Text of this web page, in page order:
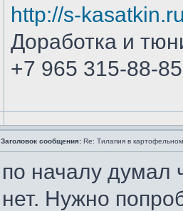
http://s-
Доработка и
+7 965 315-88-85
Заголовок сообщения: Re: Тилапия в
по началу думал
нет. Нужно